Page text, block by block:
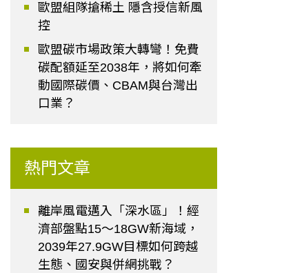
歐盟組隊搶稀土 隱含授信新風
控
歐盟碳市場政策大轉彎！免費
碳配額延至2038年，將如何牽
動國際碳價、CBAM與台灣出
口業？
熱門文章
離岸風電邁入「深水區」！經
濟部盤點15～18GW新海域，
2039年27.9GW目標如何跨越
生態、國安與併網挑戰？